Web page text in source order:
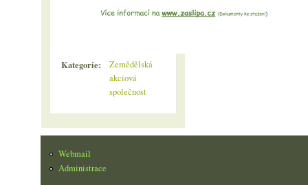
Kategorie:
Zemědělská
akciová
společnost
Webmail
Administrace